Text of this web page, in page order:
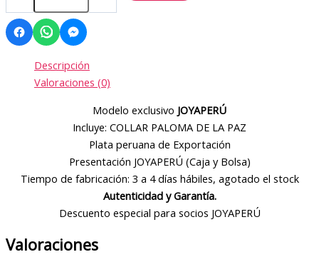
PAZ
cantidad
Descripción
Valoraciones (0)
Modelo exclusivo JOYAPERÚ
Incluye: COLLAR PALOMA DE LA PAZ
Plata peruana de Exportación
Presentación JOYAPERÚ (Caja y Bolsa)
Tiempo de fabricación: 3 a 4 días hábiles, agotado el stock
Autenticidad y Garantía.
Descuento especial para socios JOYAPERÚ
Valoraciones